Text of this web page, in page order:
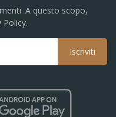
A questo scopo,
Iscriviti